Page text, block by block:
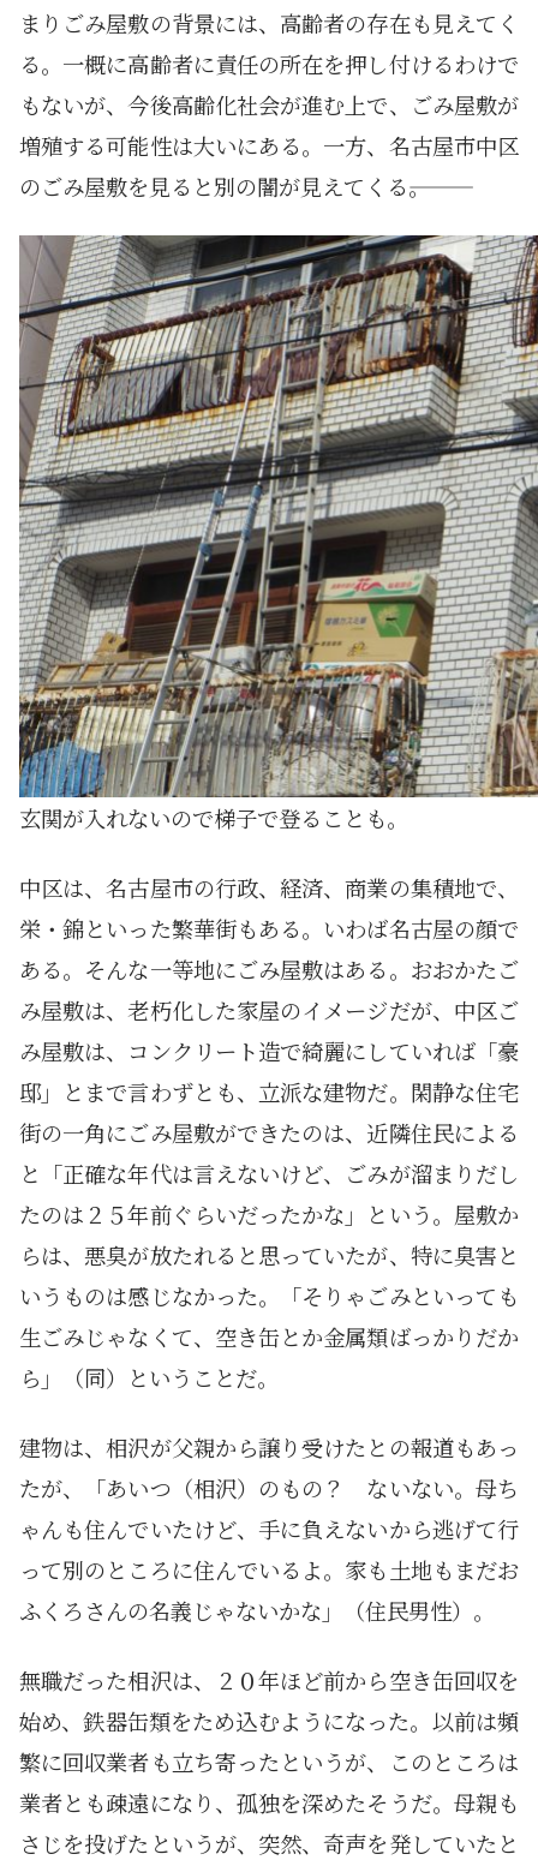
まりごみ屋敷の背景には、高齢者の存在も見えてく
る。一概に高齢者に責任の所在を押し付けるわけで
もないが、今後高齢化社会が進む上で、ごみ屋敷が
増殖する可能性は大いにある。一方、名古屋市中区
のごみ屋敷を見ると別の闇が見えてくる―――。
玄関が入れないので梯子で登ることも。
中区は、名古屋市の行政、経済、商業の集積地で、
栄・錦といった繁華街もある。いわば名古屋の顔で
ある。そんな一等地にごみ屋敷はある。おおかたご
み屋敷は、老朽化した家屋のイメージだが、中区ご
み屋敷は、コンクリート造で綺麗にしていれば「豪
邸」とまで言わずとも、立派な建物だ。閑静な住宅
街の一角にごみ屋敷ができたのは、近隣住民による
と「正確な年代は言えないけど、ごみが溜まりだし
たのは２５年前ぐらいだったかな」という。屋敷か
らは、悪臭が放たれると思っていたが、特に臭害と
いうものは感じなかった。「そりゃごみといっても
生ごみじゃなくて、空き缶とか金属類ばっかりだか
ら」（同）ということだ。
建物は、相沢が父親から譲り受けたとの報道もあっ
たが、「あいつ（相沢）のもの？ ないない。母ち
ゃんも住んでいたけど、手に負えないから逃げて行
って別のところに住んでいるよ。家も土地もまだお
ふくろさんの名義じゃないかな」（住民男性）。
無職だった相沢は、２０年ほど前から空き缶回収を
始め、鉄器缶類をため込むようになった。以前は頻
繁に回収業者も立ち寄ったというが、このところは
業者とも疎遠になり、孤独を深めたそうだ。母親も
さじを投げたというが、突然、奇声を発していたと